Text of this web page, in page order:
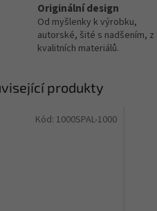
Originální design
Od myšlenky k výrobku,
autorské, šité s nadšením, z
kvalitních materiálů.
produkty
Kód: 1000SPAL-1000